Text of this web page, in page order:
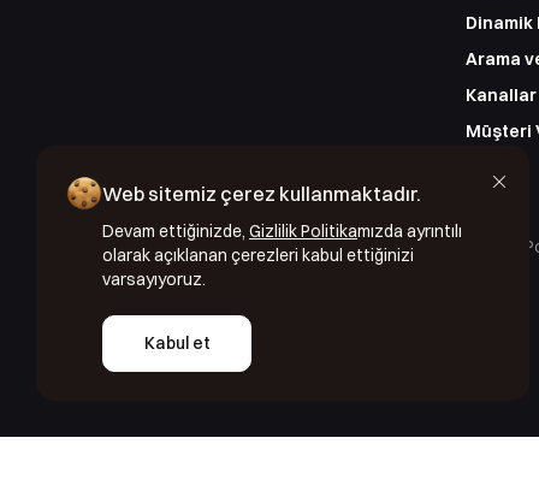
Dinamik
Arama
Kanallar
Müşteri
Copyright © 2024 Segmentify Cookie
Web sitemiz çerez kullanmaktadır.
Devam ettiğinizde, Gizlilik Politikamızda ayrıntılı
olarak açıklanan çerezleri kabul ettiğinizi
varsayıyoruz.
Kabul et